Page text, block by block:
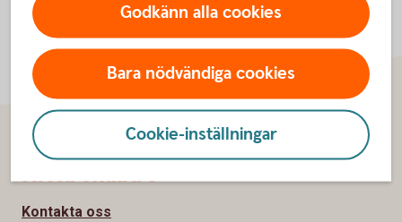
Godkänn alla cookies
Bara nödvändiga cookies
Cookie-inställningar
Sidfot
Hitta snabbt
Kontakta oss